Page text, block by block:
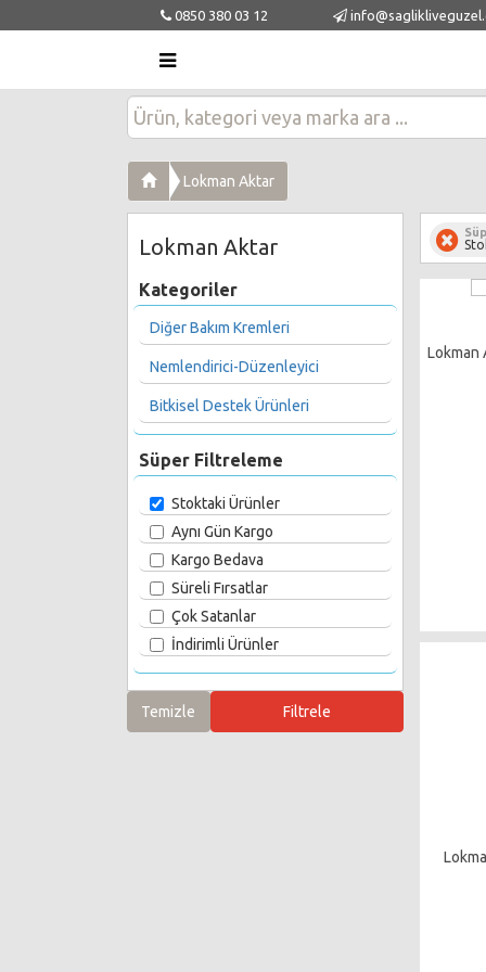
0850 380 03 12
Lokman Aktar
Lokman Aktar
Kategoriler
Diğer Bakım Kremleri
Nemlendirici-Düzenleyici
Bitkisel Destek Ürünleri
Süper Filtreleme
Stoktaki Ürünler
Aynı Gün Kargo
Kargo Bedava
Süreli Fırsatlar
Çok Satanlar
İndirimli Ürünler
Lokman